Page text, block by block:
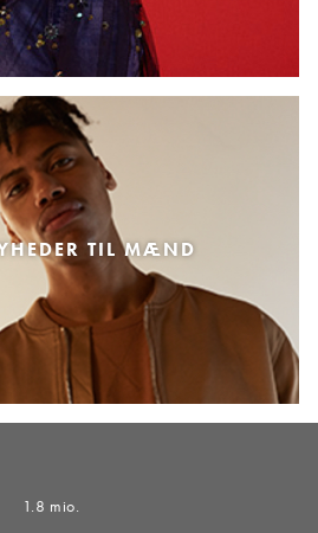
TIL MÆND
1.8 mio.